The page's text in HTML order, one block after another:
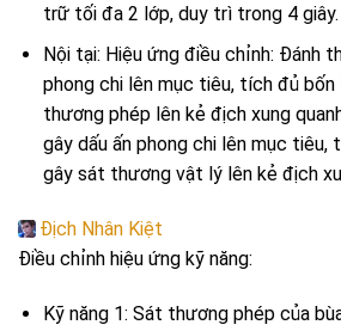
trữ tối đa 2 lớp, duy trì trong 4 giây.
Nội tại: Hiệu ứng điều chỉnh: Đánh
phong chi lên mục tiêu, tích đủ
thương phép lên kẻ địch xung
gây dấu ấn phong chi lên mục tiêu,
gây sát thương vật lý lên kẻ địch
Địch Nhân Kiệt
Điều chỉnh hiệu ứng kỹ năng:
Kỹ năng 1: Sát thương phép của